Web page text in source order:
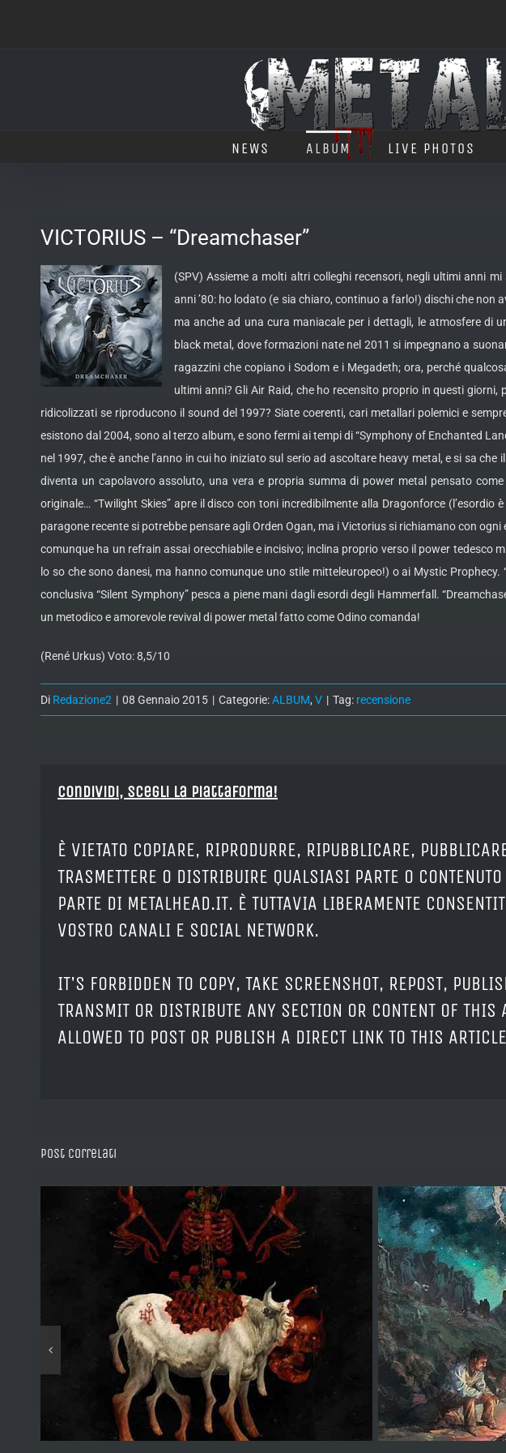
NEWS ALBUM LIVE PHOTOS
VICTORIUS – “Dreamchaser”
(SPV) Assieme a molti altri colleghi recensori, negli ultimi anni
anni ’80: ho lodato (e sia chiaro, continuo a farlo!) dischi che
ma anche ad una cura maniacale per i dettagli, le atmosfere di
black metal, dove formazioni nate nel 2011 si impegnano a
ragazzini che copiano i Sodom e i Megadeth; ora, perché
ultimi anni? Gli Air Raid, che ho recensito proprio in questi
ridicolizzati se riproducono il sound del 1997? Siate coerenti, cari metallari polemici e
esistono dal 2004, sono al terzo album, e sono fermi ai tempi di “Symphony of Enchanted
nel 1997, che è anche l’anno in cui ho iniziato sul serio ad ascoltare heavy metal, e si sa
diventa un capolavoro assoluto, una vera e propria summa di power metal pensato
originale… “Twilight Skies” apre il disco con toni incredibilmente alla Dragonforce (l’esordio
paragone recente si potrebbe pensare agli Orden Ogan, ma i Victorius si richiamano con
comunque ha un refrain assai orecchiabile e incisivo; inclina proprio verso il power tedesco
lo so che sono danesi, ma hanno comunque uno stile mitteleuropeo!) o ai Mystic
conclusiva “Silent Symphony” pesca a piene mani dagli esordi degli Hammerfall.
un metodico e amorevole revival di power metal fatto come Odino comanda!
(René Urkus) Voto: 8,5/10
Di Redazione2 | 08 Gennaio 2015 | Categorie:ALBUM, V | Tag: recensione
Condividi, Scegli la piattaforma!
È VIETATO COPIARE, RIPRODURRE, RIPUBBLICARE,
TRASMETTERE O DISTRIBUIRE QUALSIASI PARTE O
PARTE DI METALHEAD.IT. È TUTTAVIA LIBERAMENTE
VOSTRO CANALI E SOCIAL NETWORK.
IT'S FORBIDDEN TO COPY, TAKE SCREENSHOT, REPOST,
TRANSMIT OR DISTRIBUTE ANY SECTION OR CONTENT OF
ALLOWED TO POST OR PUBLISH A DIRECT LINK TO THIS
Post correlati